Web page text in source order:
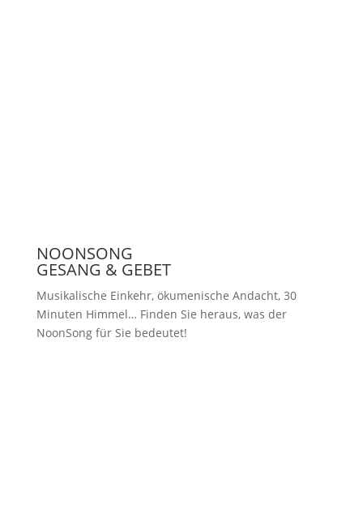
NOONSONG
GESANG & GEBET
Musikalische Einkehr, ökumenische Andacht, 30
Minuten Himmel… Finden Sie heraus, was der
NoonSong für Sie bedeutet!